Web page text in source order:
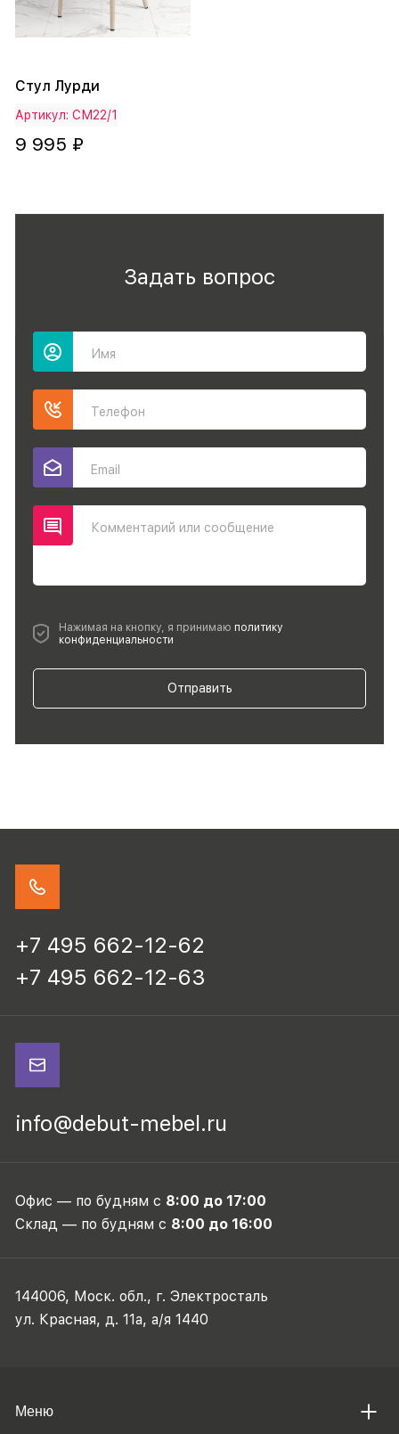
Стул Лурди
Артикул: СМ22/1
9 995 ₽
Задать вопрос
Имя
Телефон
Email
Комментарий или сообщение
Нажимая на кнопку, я принимаю политику
конфиденциальности
Отправить
+7 495 662-12-62
+7 495 662-12-63
info@debut-mebel.ru
Офис — по будням с 8:00 до 17:00
Склад — по будням с 8:00 до 16:00
144006, Моск. обл., г. Электросталь
ул. Красная, д. 11а, а/я 1440
Меню